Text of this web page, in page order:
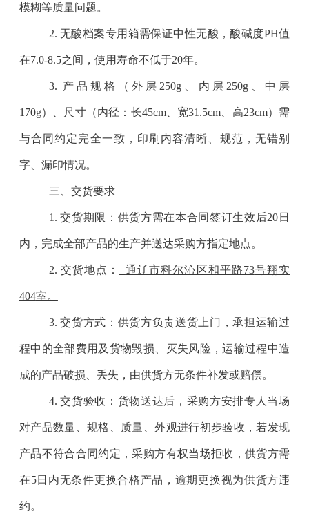
模糊等质量问题。
2.无酸档案专用箱需保证中性无酸，酸碱度PH值
在7.0-8.5之间，使用寿命不低于20年。
3. 产品规格（外层 250g 、内层 250g、中层
170g）、尺寸（内径：长45cm、宽31.5cm 、高23cm）需
与合同约定完全一致，印刷内容清晰、规范，无错别
字、漏印情况。
三、交货要求
1.交货期限：供货方需在本合同签订生效后20 日
内，完成全部产品的生产并送达采购方指定地点。
2. 交货地点： 通辽市科尔沁区和平路73号翔实
404室。
3.交货方式：供货方负责送货上门，承担运输过
程中的全部费用及货物毁损、灭失风险，运输过程中造
成的产品破损、丢失，由供货方无条件补发或赔偿。
4.交货验收：货物送达后，采购方安排专人当场
对产品数量、规格、质量、外观进行初步验收，若发现
产品不符合合同约定，采购方有权当场拒收，供货方需
在5日内无条件更换合格产品，逾期更换视为供货方违
约。